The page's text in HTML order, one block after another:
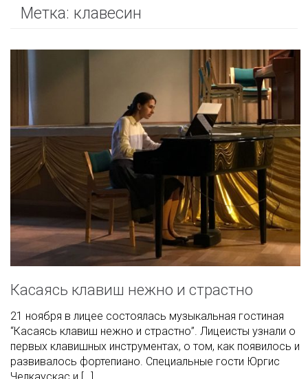
Метка: клавесин
Касаясь клавиш нежно и страстно
21 ноября в лицее состоялась музыкальная гостиная
“Касаясь клавиш нежно и страстно”. Лицеисты узнали о
первых клавишных инструментах, о том, как появилось и
развивалось фортепиано. Специальные гости Юргис